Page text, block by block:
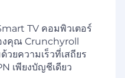
TV คอมพิวเตอร์
คุณ Crunchyroll
ยความเร็วที่เสถียร
เพียงบัญชีเดียว